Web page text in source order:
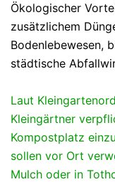
Ökologischer
zusätzlichem
Bodenlebewesen,
städtische
Laut
Kleingärtner
Kompostplatz
sollen vor Ort
Mulch oder in